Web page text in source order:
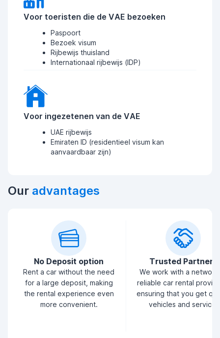
Voor toeristen die de VAE bezoeken
Paspoort
Bezoek visum
Rijbewijs thuisland
Internationaal rijbewijs (IDP)
Voor ingezetenen van de VAE
UAE rijbewijs
Emiraten ID (residentieel visum kan
aanvaardbaar zijn)
Our advantages
No Deposit option
Rent a car without the need
for a large deposit, making
the rental experience even
more convenient.
Trusted Partners
We work with a
reliable car rental
ensuring that you get
vehicles and service.